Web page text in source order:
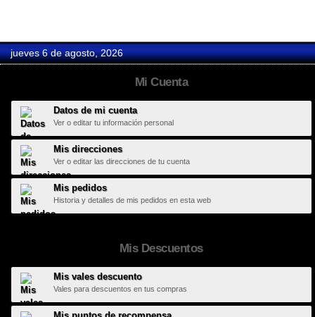
jueves 6 de agosto, 2026
Mi Cuenta
Datos de mi cuenta
Ver o editar tu información personal
Mis direcciones
Ver o editar las direcciones de tu cuenta
Mis pedidos
Historia y detalles de mis pedidos en esta web
Mis Descuentos
Mis vales descuento
Vales para descuentos en tus compras